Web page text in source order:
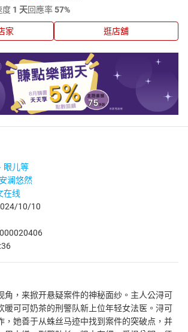
度 1 天回應率57%
家 逛店舖
眼儿等
澜悠然
在线
10/10
角，来掀开悬疑案件的神秘面纱。主人公浔可
暖可可奶茶的刑警队新上位年轻女法医。浔可
，她善于从蛛丝马迹中找到案件的突破点，并